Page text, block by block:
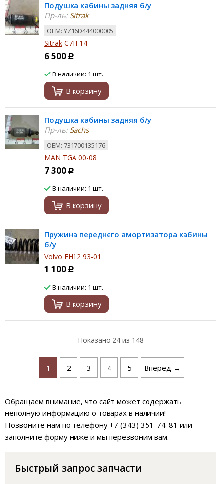
Подушка кабины задняя б/у
Пр-ль:Sitrak
ОЕМ: YZ16D444000005
Sitrak C7H 14-
6 500 Р
В наличии: 1 шт.
В корзину
Подушка кабины задняя б/у
Пр-ль:Sachs
ОЕМ: 731700135176
MAN TGA 00-08
7 300 Р
В наличии: 1 шт.
В корзину
Пружина переднего амортизатора кабины
б/у
Volvo FH12 93-01
1 100 Р
В наличии: 1 шт.
В корзину
Показано 24из 148
1 2 3 4 5 Вперед →
Обращаем внимание, что сайт может содержать
неполную информацию о товарах в наличии!
Позвоните нам по телефону +7 (343) 351-74-81 или
заполните форму ниже и мы перезвоним вам.
Быстрый запрос запчасти